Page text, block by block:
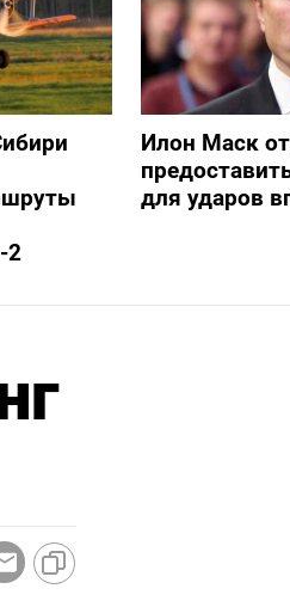
2
Илон Маск
для ударов